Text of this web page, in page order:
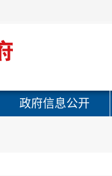
政府信息公开